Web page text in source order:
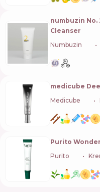
numbuzin No.
Cleanser
Numbuzin
medicube
Medicube
Purito
Purito